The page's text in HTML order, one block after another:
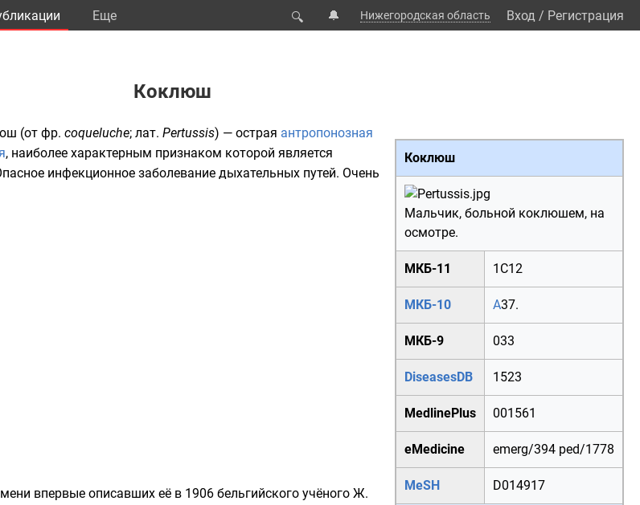
Eще 🔍 🔔 Нижегородская область Вход / Регистрация
Коклюш
Коклюш
Мальчик, больной коклюшем, на
осмотре.
МКБ-11 1C12
МКБ-10 A37.
МКБ-9 033
DiseasesDB 1523
MedlinePlus 001561
eMedicine emerg/394 ped/1778
MeSH D014917
(от фр. coqueluche; лат. Pertussis) — острая антропонозная
, наиболее характерным признаком которой является
инфекционное заболевание дыхательных путей. Очень
впервые описавших её в 1906 бельгийского учёного Ж.